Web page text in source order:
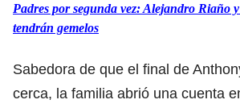
Padres por segunda vez: Alejandro Riaño
tendrán gemelos
Sabedora de que el final de
cerca, la familia abrió una cuenta